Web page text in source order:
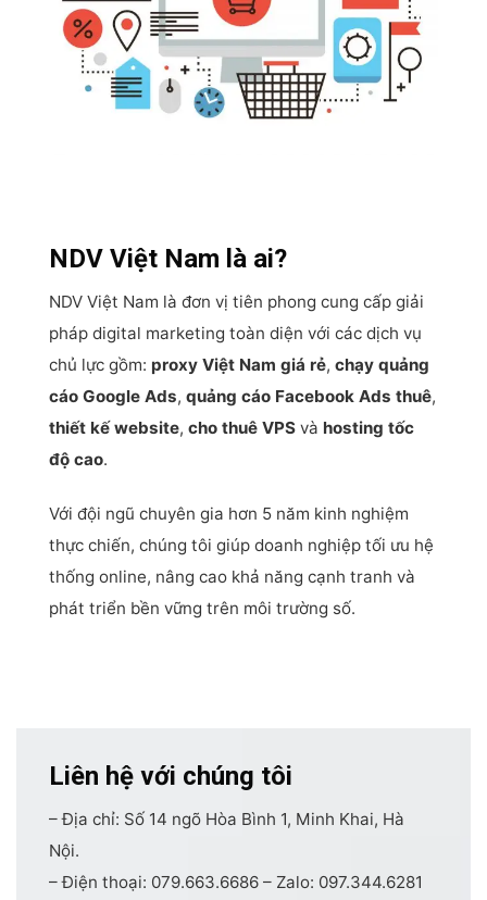
NDV Việt Nam là ai?
NDV Việt Nam là đơn vị tiên phong cung cấp giải
pháp digital marketing toàn diện với các dịch vụ
chủ lực gồm: proxy Việt Nam giá rẻ, chạy quảng
cáo Google Ads, quảng cáo Facebook Ads thuê,
thiết kế website, cho thuê VPS và hosting tốc
độ cao.
Với đội ngũ chuyên gia hơn 5 năm kinh nghiệm
thực chiến, chúng tôi giúp doanh nghiệp tối ưu hệ
thống online, nâng cao khả năng cạnh tranh và
phát triển bền vững trên môi trường số.
Liên hệ với chúng tôi
– Địa chỉ: Số 14 ngõ Hòa Bình 1, Minh Khai, Hà
Nội.
– Điện thoại: 079.663.6686 – Zalo: 097.344.6281